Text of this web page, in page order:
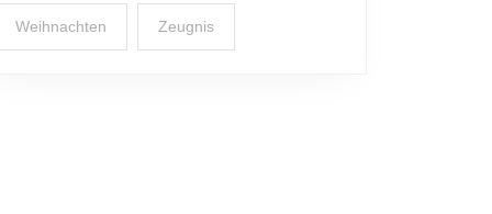
Weihnachten Zeugnis